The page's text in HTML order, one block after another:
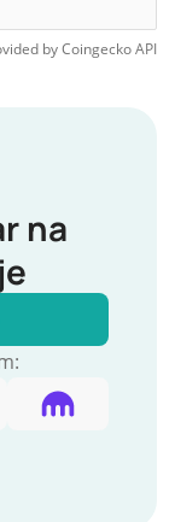
byCoingeckoAPI
na